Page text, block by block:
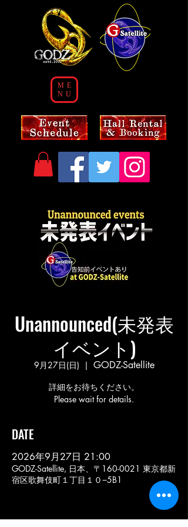
ME
NU
Unannounced(未発表
イベント)
9月27日(日)
  |
GODZ-Satellite
詳細をお待ちください。
Please wait for details.
DATE
2026年9月27日 21:00
GODZ-Satellite, 日本、〒160-0021 東京都新
宿区歌舞伎町１丁目１０−5B1